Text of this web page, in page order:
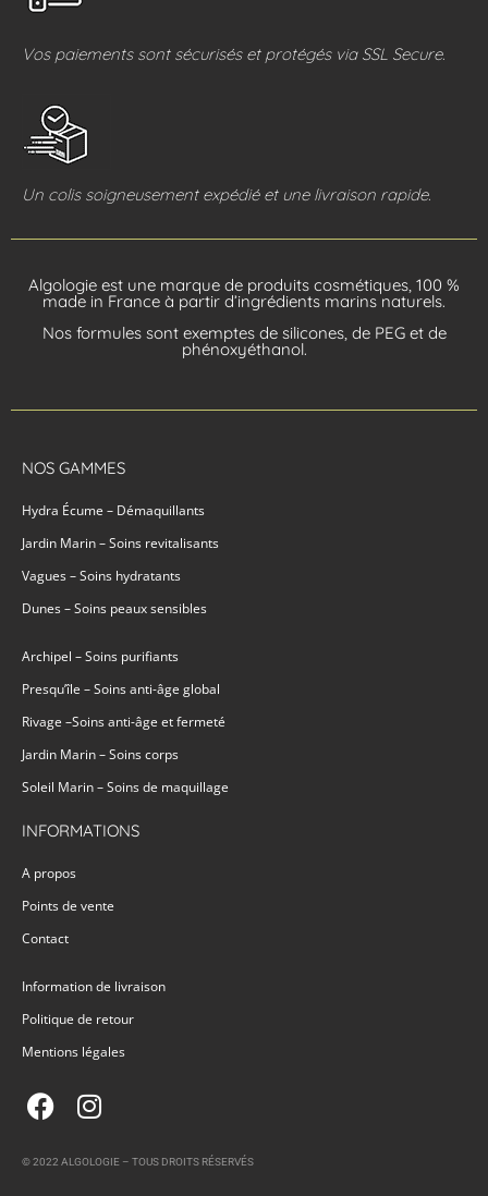
Vos paiements sont sécurisés et protégés via SSL Secure.
Un colis soigneusement expédié et une livraison rapide.
Algologie est une marque de produits cosmétiques, 100 %
made in France à partir d’ingrédients marins naturels.
Nos formules sont exemptes de silicones, de PEG et de
phénoxyéthanol.
NOS GAMMES
Hydra Écume – Démaquillants
Jardin Marin – Soins revitalisants
Vagues – Soins hydratants
Dunes – Soins peaux sensibles
Archipel – Soins purifiants
Presqu’île – Soins anti-âge global
Rivage –Soins anti-âge et fermeté
Jardin Marin – Soins corps
Soleil Marin – Soins de maquillage
INFORMATIONS
A propos
Points de vente
Contact
Information de livraison
Politique de retour
Mentions légales
© 2022 ALGOLOGIE – TOUS DROITS RÉSERVÉS